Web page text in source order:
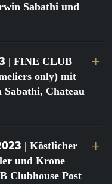
Sabathi und
| FINE CLUB
only) mit
Sabathi, Chateau
| Köstlicher
und Krone
Clubhouse Post